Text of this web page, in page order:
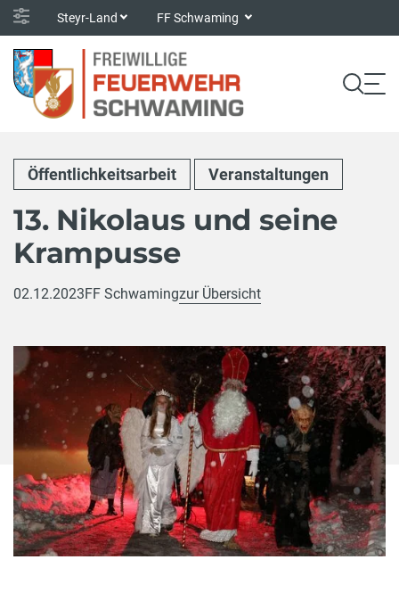
Steyr-Land FF Schwaming
Öffentlichkeitsarbeit Veranstaltungen
13. Nikolaus und seine
Krampusse
02.12.2023FF Schwamingzur Übersicht